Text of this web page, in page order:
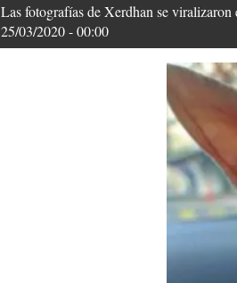
Las fotografías de Xerdhan se viralizaron
25/03/2020 - 00:00